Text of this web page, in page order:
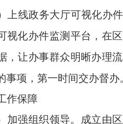
上线政务大厅可视化办
视化办件监测平台，在
，让办事群众明晰办理
事项，第一时间交办督办
作保障
加强组织领导。 成立由